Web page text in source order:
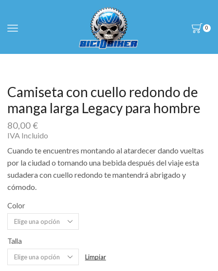
0
Camiseta con cuello redondo de
manga larga Legacy para hombre
80,00€
IVA Incluido
Cuando te encuentres montando al atardecer dando vueltas
por la ciudad o tomando una bebida después del viaje esta
sudadera con cuello redondo te mantendrá abrigado y
cómodo.
Color
Talla
Limpiar